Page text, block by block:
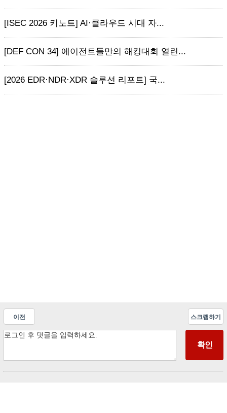
[ISEC 2026 키노트] AI·클라우드 시대 자...
[DEF CON 34] 에이전트들만의 해킹대회 열린...
[2026 EDR·NDR·XDR 솔루션 리포트] 국...
이전 스크랩하기